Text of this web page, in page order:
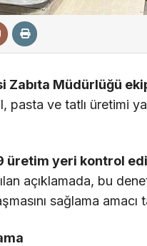
Zabıta Müdürlüğü
pasta ve tatlı üretimi
üretim yeri kontrol
açıklamada, bu
sağlama amacı